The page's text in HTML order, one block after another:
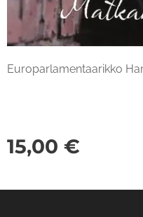
Europarlamentaarikko
15,00 €